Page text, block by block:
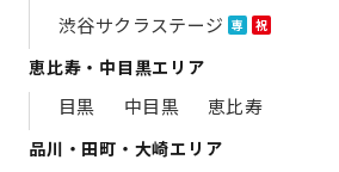
渋谷サクラステージ 専 祝
恵比寿・中目黒エリア
目黒 中目黒 恵比寿
品川・田町・大崎エリア